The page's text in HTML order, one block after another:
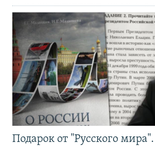
Подарок от "Русского